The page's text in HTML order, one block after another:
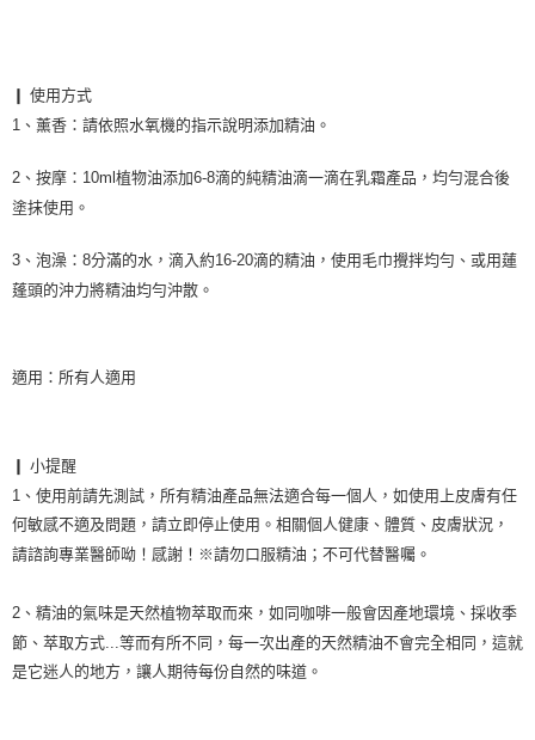
❙ 使用方式
1、薰香 ： 請依照水氧機的指示說明添加精油。
2、 按摩： 10ml植物油添加6-8滴的純精油滴一滴在乳霜產品，均勻混合後
塗抹使用 。
3、 泡澡 ： 8分滿的水，滴入約16-20滴的精油，使用毛巾攪拌均勻、或用蓮
蓬頭的沖力將精油均勻沖散 。
適用：所有人適用
❙ 小提醒
1、使用前請先測試，所有精油產品無法適合每一個人，如使用上皮膚有任
何敏感不適及問題，請立即停止使用。相關個人健康、體質、皮膚狀況，
請諮詢專業醫師呦！感謝！※請勿口服精油；不可代替醫囑。
2、精油的氣味是天然植物萃取而來，如同咖啡一般會因產地環境、採收季
節、萃取方式...等而有所不同，每一次出產的天然精油不會完全相同，這就
是它迷人的地方，讓人期待每份自然的味道。